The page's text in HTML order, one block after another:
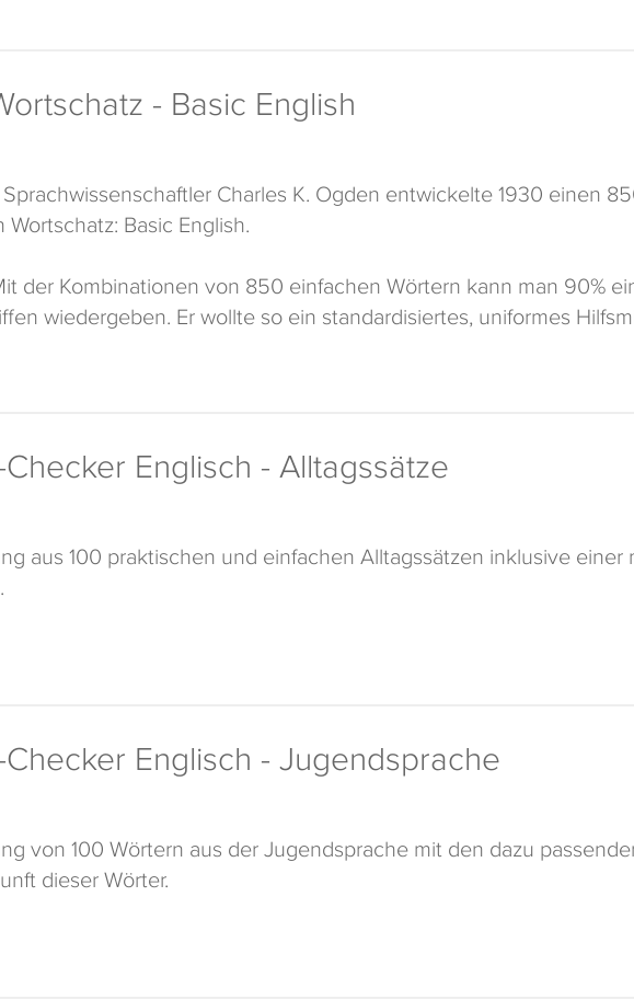
- Basic English
Charles K. Ogden entwickelte 1930 einen
Basic English.
der Kombinationen von 850 einfachen Wörtern kann man 90%
wiedergeben. Er wollte so ein standardisiertes, uniformes
Kommunikation als zweite Fremdsprache erschaffen. Unterstützt
Verlag hat die Inhalte aufbereitet und stellt dieses kompakte
mit phase6 zur Verfügung.
Englisch - Alltagssätze
aus 100 praktischen und einfachen Alltagssätzen inklusive einer
Englisch - Jugendsprache
von 100 Wörtern aus der Jugendsprache mit den dazu
dieser Wörter.